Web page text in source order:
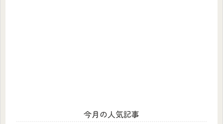
今月の人気記事